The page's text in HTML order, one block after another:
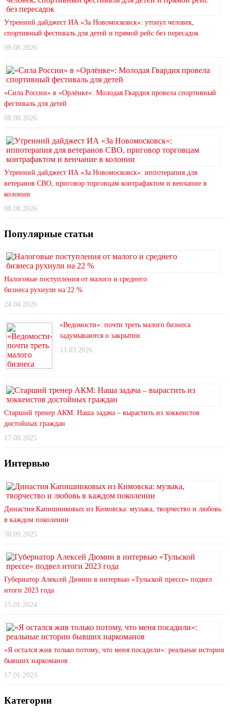
Утренний дайджест ИА «За Новомосковск»: утонул человек,
спортивный фестиваль для детей и прямой рейс без пересадок
09.08.2026
«Сила России» в «Орлёнке»: Молодая Гвардия провела спортивный
фестиваль для детей
08.08.2026
Утренний дайджест ИА «За Новомосковск»: иппотерапия для
ветеранов СВО, приговор торговцам контрафактом и венчание в
колонии
08.08.2026
Популярные статьи
Налоговые поступления от малого и среднего
бизнеса рухнули на 22 %
24.04.2026
«Ведомости»: почти треть малого бизнеса
задумываются о закрытии
13.03.2026
Старший тренер АКМ: Наша задача – вырастить из хоккеистов
достойных граждан
17.08.2025
Интервью
Династия Капишниковых из Кимовска: музыка, творчество и любовь
в каждом поколении
30.09.2025
Губернатор Алексей Дюмин в интервью «Тульской прессе» подвел
итоги 2023 года
15.01.2024
«Я остался жив только потому, что меня посадили»: реальные истории
бывших наркоманов
17.01.2023
Категории